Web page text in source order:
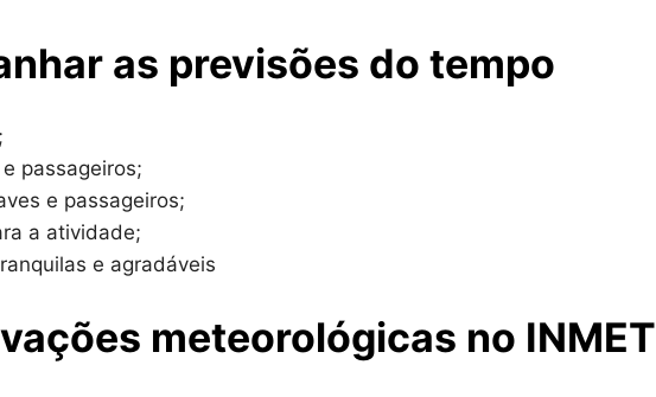
as previsões do tempo
passageiros;
e passageiros;
a atividade;
e agradáveis
meteorológicas no INMET